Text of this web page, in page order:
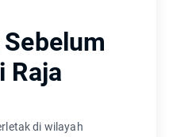
Raja
di wilayah